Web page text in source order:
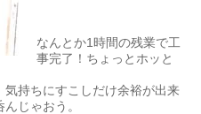
なんとか1時間の残業で工
事完了！ちょっとホッと
持ちにすこしだけ余裕が出来
じゃおう。